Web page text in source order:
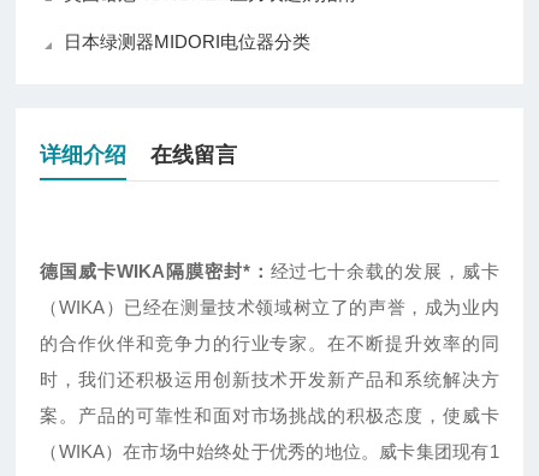
日本绿测器MIDORI电位器分类
详细介绍 在线留言
德国威卡WIKA隔膜密封*： 经过七十余载的发展，威卡
（WIKA）已经在测量技术领域树立了的声誉，成为业内
的合作伙伴和竞争力的行业专家。在不断提升效率的同
时，我们还积极运用创新技术开发新产品和系统解决方
案。产品的可靠性和面对市场挑战的积极态度，使威卡
（WIKA）在市场中始终处于优秀的地位。威卡集团现有1